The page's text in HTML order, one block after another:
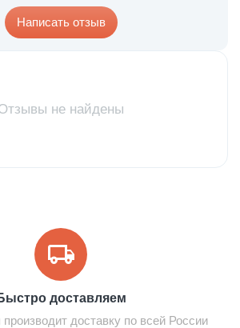
Написать отзыв
не найдены
доставляем
доставку по всей России